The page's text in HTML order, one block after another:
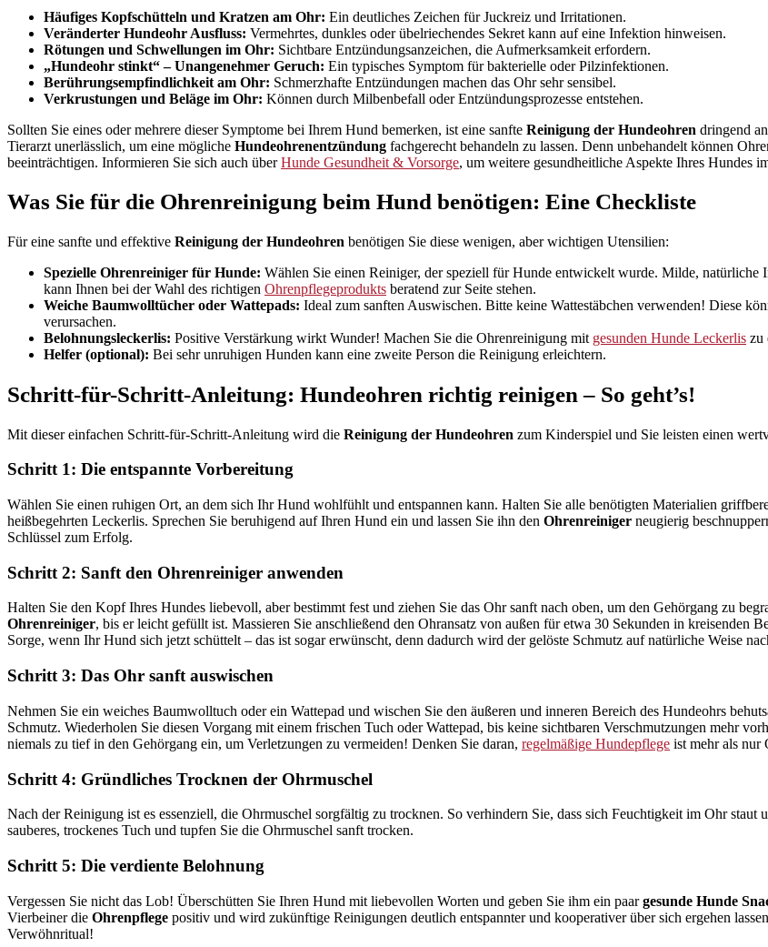
Häufiges Kopfschütteln und Kratzen am Ohr: Ein deutliches Zeichen für Juckreiz und Irritationen.
Veränderter Hundeohr Ausfluss: Vermehrtes, dunkles oder übelriechendes Sekret kann auf eine Infektion hinweisen.
Rötungen und Schwellungen im Ohr: Sichtbare Entzündungsanzeichen, die Aufmerksamkeit erfordern.
„Hundeohr stinkt“ – Unangenehmer Geruch: Ein typisches Symptom für bakterielle oder Pilzinfektionen.
Berührungsempfindlichkeit am Ohr: Schmerzhafte Entzündungen machen das Ohr sehr sensibel.
Verkrustungen und Beläge im Ohr: Können durch Milbenbefall oder Entzündungsprozesse entstehen.
Sollten Sie eines oder mehrere dieser Symptome bei Ihrem Hund bemerken, ist eine sanfte Reinigung der Hundeohren dringend
Tierarzt unerlässlich, um eine mögliche Hundeohrenentzündung fachgerecht behandeln zu lassen. Denn unbehandelt können
beeinträchtigen. Informieren Sie sich auch überHunde Gesundheit & Vorsorge, um weitere gesundheitliche Aspekte Ihres Hundes
Was Sie für die Ohrenreinigung beim Hund benötigen: Eine Checkliste
Für eine sanfte und effektive Reinigung der Hundeohren benötigen Sie diese wenigen, aber wichtigen Utensilien:
Spezielle Ohrenreiniger für Hunde: Wählen Sie einen Reiniger, der speziell für Hunde entwickelt wurde. Milde,
kann Ihnen bei der Wahl des richtigen Ohrenpflegeprodukts beratend zur Seite stehen.
Weiche Baumwolltücher oder Wattepads: Ideal zum sanften Auswischen. Bitte keine Wattestäbchen verwenden! Diese
verursachen.
Belohnungsleckerlis: Positive Verstärkung wirkt Wunder! Machen Sie die Ohrenreinigung mit gesunden Hunde Leckerlis zu
Helfer (optional): Bei sehr unruhigen Hunden kann eine zweite Person die Reinigung erleichtern.
Schritt-für-Schritt-Anleitung: Hundeohren richtig reinigen – So geht’s!
Mit dieser einfachen Schritt-für-Schritt-Anleitung wird die Reinigung der Hundeohren zum Kinderspiel und Sie leisten einen
Schritt 1: Die entspannte Vorbereitung
Wählen Sie einen ruhigen Ort, an dem sich Ihr Hund wohlfühlt und entspannen kann. Halten Sie alle benötigten Materialien
heißbegehrten Leckerlis. Sprechen Sie beruhigend auf Ihren Hund ein und lassen Sie ihn den Ohrenreiniger neugierig
Schlüssel zum Erfolg.
Schritt 2: Sanft den Ohrenreiniger anwenden
Halten Sie den Kopf Ihres Hundes liebevoll, aber bestimmt fest und ziehen Sie das Ohr sanft nach oben, um den Gehörgang zu
Ohrenreiniger, bis er leicht gefüllt ist. Massieren Sie anschließend den Ohransatz von außen für etwa 30 Sekunden in kreisenden
Sorge, wenn Ihr Hund sich jetzt schüttelt – das ist sogar erwünscht, denn dadurch wird der gelöste Schmutz auf natürliche Weise
Schritt 3: Das Ohr sanft auswischen
Nehmen Sie ein weiches Baumwolltuch oder ein Wattepad und wischen Sie den äußeren und inneren Bereich des Hundeohrs
Schmutz. Wiederholen Sie diesen Vorgang mit einem frischen Tuch oder Wattepad, bis keine sichtbaren Verschmutzungen mehr
niemals zu tief in den Gehörgang ein, um Verletzungen zu vermeiden! Denken Sie daran, regelmäßige Hundepflege ist mehr als nur
Schritt 4: Gründliches Trocknen der Ohrmuschel
Nach der Reinigung ist es essenziell, die Ohrmuschel sorgfältig zu trocknen. So verhindern Sie, dass sich Feuchtigkeit im Ohr
sauberes, trockenes Tuch und tupfen Sie die Ohrmuschel sanft trocken.
Schritt 5: Die verdiente Belohnung
Vergessen Sie nicht das Lob! Überschütten Sie Ihren Hund mit liebevollen Worten und geben Sie ihm ein paargesunde Hunde
Vierbeiner die Ohrenpflege positiv und wird zukünftige Reinigungen deutlich entspannter und kooperativer über sich ergehen
Verwöhnritual!